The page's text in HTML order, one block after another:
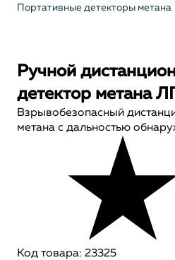
Портативные детекторы метана
Ручной
детектор метана
Взрывобезопасный
метана с дальностью
Код товара: 23325